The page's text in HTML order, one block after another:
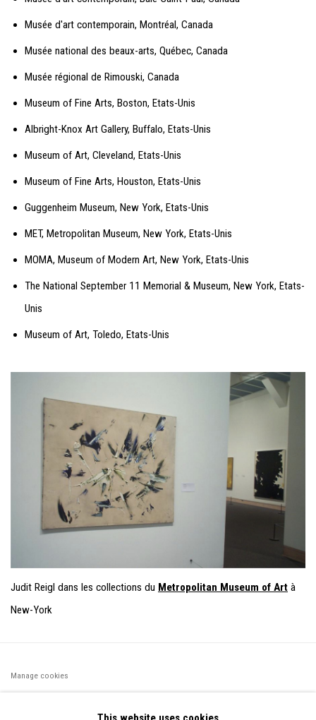
Musée d'art contemporain, Montréal, Canada
Musée national des beaux-arts, Québec, Canada
Musée régional de Rimouski, Canada
Museum of Fine Arts, Boston, Etats-Unis
Albright-Knox Art Gallery, Buffalo, Etats-Unis
Museum of Art, Cleveland, Etats-Unis
Museum of Fine Arts, Houston, Etats-Unis
Guggenheim Museum, New York, Etats-Unis
MET, Metropolitan Museum, New York, Etats-Unis
MOMA, Museum of Modern Art, New York, Etats-Unis
The National September 11 Memorial & Museum, New York, Etats-
Unis
Museum of Art, Toledo, Etats-Unis
Judit Reigl dans les collections du Metropolitan Museum of Art à
New-York
Manage cookies